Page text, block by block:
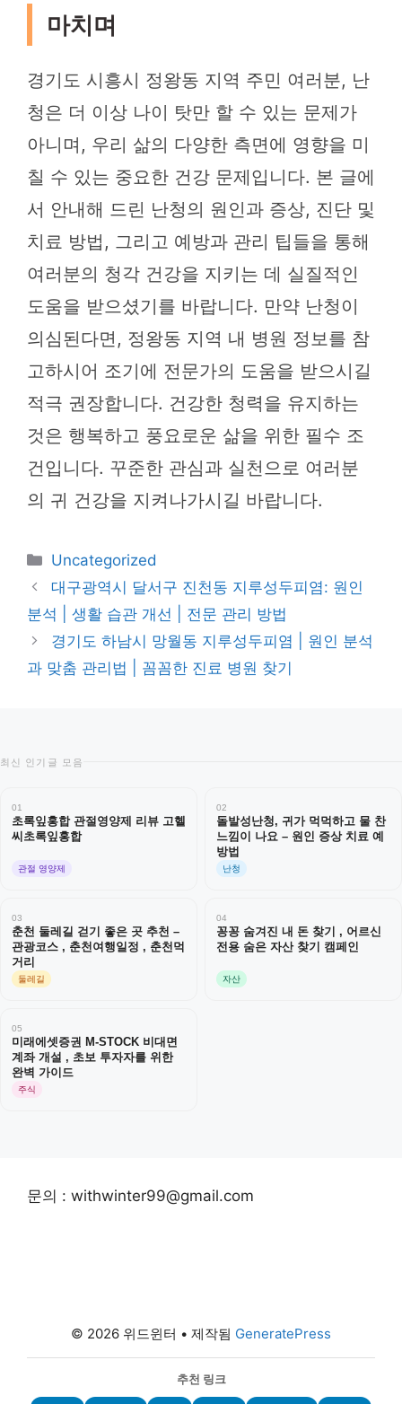
마치며
경기도 시흥시 정왕동 지역 주민 여러분, 난
청은 더 이상 나이 탓만 할 수 있는 문제가
아니며, 우리 삶의 다양한 측면에 영향을 미
칠 수 있는 중요한 건강 문제입니다. 본 글에
서 안내해 드린 난청의 원인과 증상, 진단 및
치료 방법, 그리고 예방과 관리 팁들을 통해
여러분의 청각 건강을 지키는 데 실질적인
도움을 받으셨기를 바랍니다. 만약 난청이
의심된다면, 정왕동 지역 내 병원 정보를 참
고하시어 조기에 전문가의 도움을 받으시길
적극 권장합니다. 건강한 청력을 유지하는
것은 행복하고 풍요로운 삶을 위한 필수 조
건입니다. 꾸준한 관심과 실천으로 여러분
의 귀 건강을 지켜나가시길 바랍니다.
카
테
고
리
Uncategorized
대구광역시 달서구 진천동 지루성두피염: 원인
분석 | 생활 습관 개선 | 전문 관리 방법
경기도 하남시 망월동 지루성두피염 | 원인 분석
과 맞춤 관리법 | 꼼꼼한 진료 병원 찾기
최신 인기글 모음
01
초록잎홍합 관절영양제 리뷰 고헬
씨초록잎홍합
관절 영양제
02
돌발성난청, 귀가 먹먹하고 물 찬
느낌이 나요 – 원인 증상 치료 예
방법
난청
03
춘천 둘레길 걷기 좋은 곳 추천 –
관광코스 , 춘천여행일정 , 춘천먹
거리
둘레길
04
꽁꽁 숨겨진 내 돈 찾기 , 어르신
전용 숨은 자산 찾기 캠페인
자산
05
미래에셋증권 M-STOCK 비대면
계좌 개설 , 초보 투자자를 위한
완벽 가이드
주식
문의 : withwinter99@gmail.com
© 2026 위드윈터 • 제작됨 GeneratePress
추천 링크